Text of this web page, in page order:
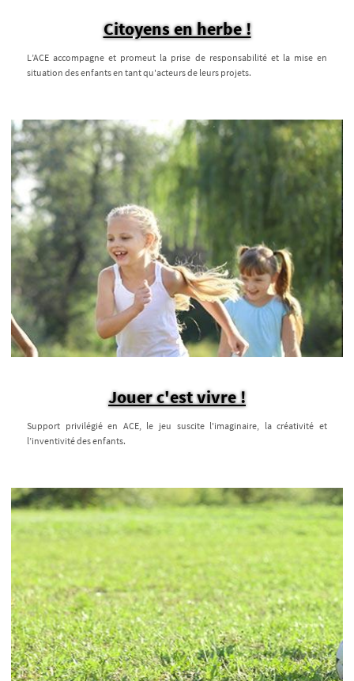
Citoyens en herbe !
L’ACE accompagne et promeut la prise de responsabilité et la mise en
situation des enfants en tant qu'acteurs de leurs projets.
Jouer c'est vivre !
Support privilégié en ACE, le jeu suscite l'imaginaire, la créativité et
l’inventivité des enfants.